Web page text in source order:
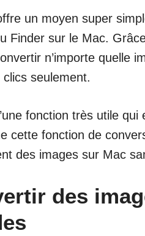
un moyen super
Finder sur le Mac.
n’importe quelle
clics seulement.
fonction très utile
cette fonction de
des images sur Mac
des